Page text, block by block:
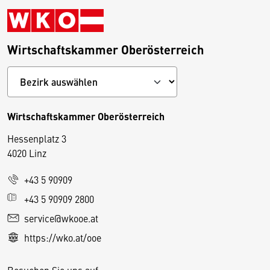
Wirtschaftskammer Oberösterreich
Wirtschaftskammer Oberösterreich
Hessenplatz 3
4020 Linz
+43 5 90909
+43 5 90909 2800
service@wkooe.at
https://wko.at/ooe
D
e
s